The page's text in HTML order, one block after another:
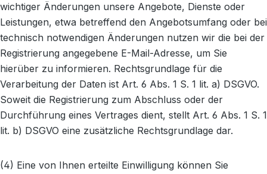
wichtiger Änderungen unsere Angebote, Dienste oder
Leistungen, etwa betreffend den Angebotsumfang oder bei
technisch notwendigen Änderungen nutzen wir die bei der
Registrierung angegebene E-Mail-Adresse, um Sie
hierüber zu informieren. Rechtsgrundlage für die
Verarbeitung der Daten ist Art. 6 Abs. 1 S. 1 lit. a) DSGVO.
Soweit die Registrierung zum Abschluss oder der
Durchführung eines Vertrages dient, stellt Art. 6 Abs. 1 S. 1
lit. b) DSGVO eine zusätzliche Rechtsgrundlage dar.
(4) Eine von Ihnen erteilte Einwilligung können Sie